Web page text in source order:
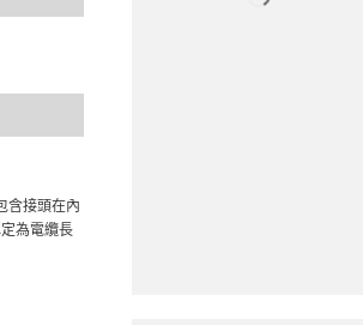
含接頭在內
為電纜長